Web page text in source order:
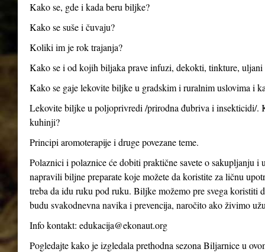
Kako se, gde i kada beru biljke?
Kako se suše i čuvaju?
Koliki im je rok trajanja?
Kako se i od kojih biljaka prave infuzi, dekokti, tinkture, uljani
Kako se gaje lekovite biljke u gradskim i ruralnim uslovima i
Lekovite biljke u poljoprivredi /prirodna đubriva i insekticidi/.
kuhinji?
Principi aromoterapije i druge povezane teme.
Polaznici i polaznice će dobiti praktične savete o sakupljanju
napravili biljne preparate koje možete da koristite za ličnu
treba da idu ruku pod ruku. Biljke možemo pre svega koristiti
budu svakodnevna navika i prevencija, naročito ako živimo
Info kontakt: edukacija@ekonaut.org
Pogledajte kako je izgledala prethodna sezona Biljarnice u